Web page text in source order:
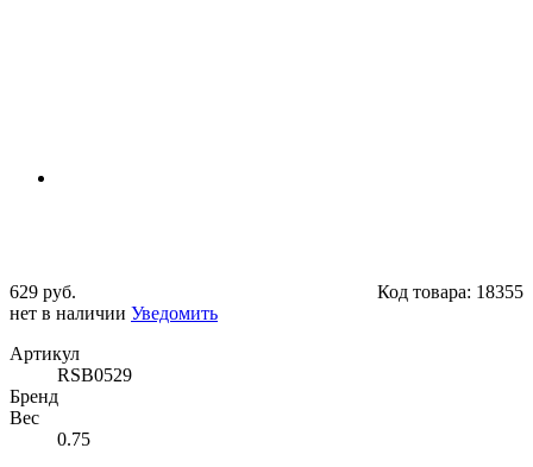
629 руб. Код товара: 18355
нет в наличии Уведомить
Артикул
RSB0529
Бренд
Вес
0.75